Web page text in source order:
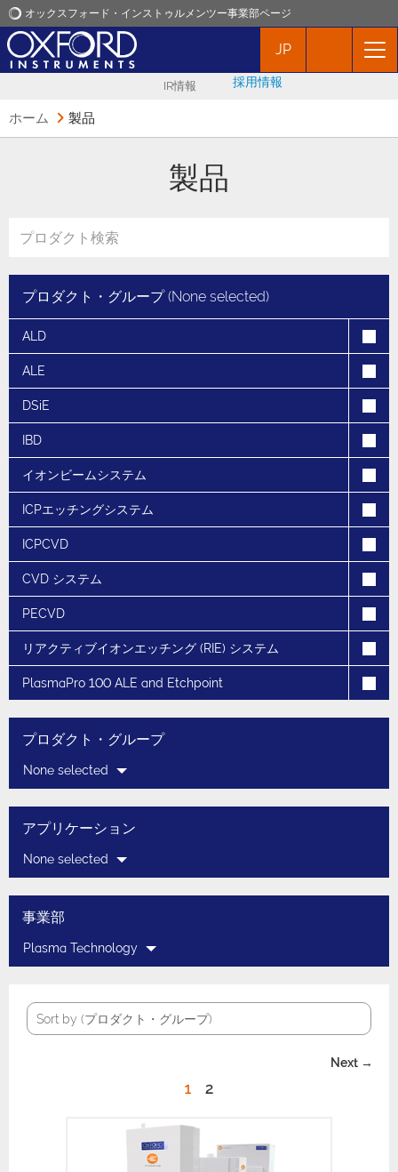
オックスフォード・インストゥルメンツー事業部ページ
オックスフォード・インストゥルメンツ
お問い合わせ
JP
IR情報 採用情報
ホーム 製品
製品
プロダクト・グループ (None selected)
ALD
ALE
DSiE
IBD
イオンビームシステム
ICPエッチングシステム
ICPCVD
CVD システム
PECVD
リアクティブイオンエッチング (RIE) システム
PlasmaPro 100 ALE and Etchpoint
プロダクト・グループ
None selected
アプリケーション
None selected
事業部
Plasma Technology
Sort by (プロダクト・グループ)
1 2
Next →